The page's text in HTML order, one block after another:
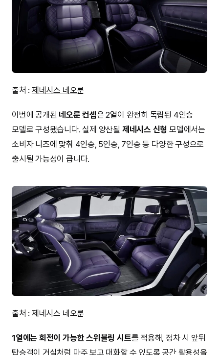
출처 : 제네시스 네오룬
이번에 공개된 네오룬 컨셉은 2열이 완전히 독립된 4인승
모델로 구성됐습니다. 실제 양산될 제네시스 신형 모델에서는
소비자 니즈에 맞춰 4인승, 5인승, 7인승 등 다양한 구성으로
출시될 가능성이 큽니다.
출처 : 제네시스 네오룬
1열에는 회전이 가능한 스위블링 시트를 적용해, 정차 시 앞뒤
탑승객이 거실처럼 마주 보고 대화할 수 있도록 공간 활용성을